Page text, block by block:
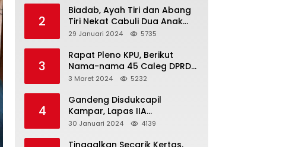
2
Biadab, Ayah Tiri dan Abang
Tiri Nekat Cabuli Dua Anak
Dibawah Umur
29 Januari 2024 5735
3
Rapat Pleno KPU, Berikut
Nama-nama 45 Caleg DPRD
3 Maret 2024 5232
4
Gandeng Disdukcapil
Kampar, Lapas IIA
Bangkinang Lakukan
WBP
30 Januari 2024 4139
Tinggalkan Secarik Kertas,